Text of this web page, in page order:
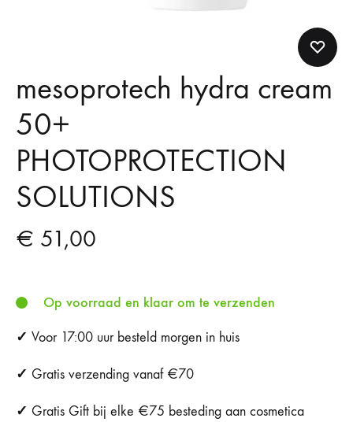
mesoprotech hydra cream
50+
PHOTOPROTECTION
SOLUTIONS
€ 51,00
Op voorraad en klaar om te verzenden
✓ Voor 17:00 uur besteld morgen in huis
✓ Gratis verzending vanaf €70
✓ Gratis Gift bij elke €75 besteding aan cosmetica